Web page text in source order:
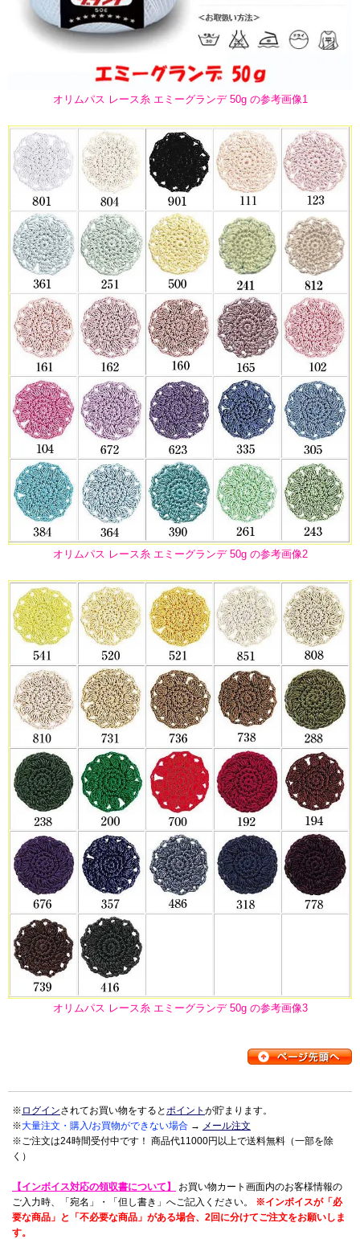
オリムパス レース糸 エミーグランデ 50g の参考画像1
オリムパス レース糸 エミーグランデ 50g の参考画像2
オリムパス レース糸 エミーグランデ 50g の参考画像3
※ ログインされてお買い物をするとポイント が貯まります。
※大量注文・購入/お買物ができない場合 → メール注文
※ご注文は24時間受付中です！ 商品代11000円以上で送料無料（一部を除
く）
【インボイス対応の領収書について】
お買い物カート画面内のお客様情報の
ご入力時、「宛名」・「但し書き」へご記入ください。 ※インボイスが「必
要な商品」と「不必要な商品」がある場合、2回に分けてご注文をお願いしま
す。